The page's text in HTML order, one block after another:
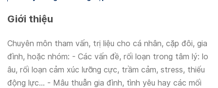
Giới thiệu
Chuyên môn tham vấn, trị liệu cho cá nhân, cặp đôi, gia
đình, hoặc nhóm: - Các vấn đề, rối loạn trong tâm lý: lo
âu, rối loạn cảm xúc lưỡng cực, trầm cảm, stress, thiếu
động lực… - Mâu thuẫn gia đình, tình yêu hay các mối